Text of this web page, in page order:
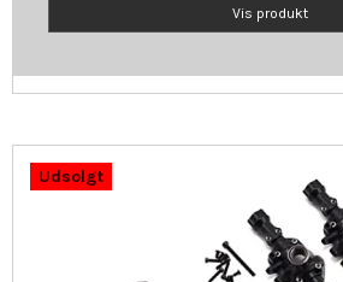
Vis produkt
Udsolgt